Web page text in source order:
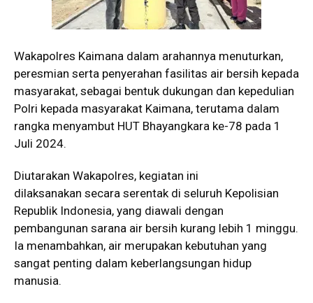
Wakapolres Kaimana dalam arahannya menuturkan,
peresmian serta penyerahan fasilitas air bersih kepada
masyarakat, sebagai bentuk dukungan dan kepedulian
Polri kepada masyarakat Kaimana, terutama dalam
rangka menyambut HUT Bhayangkara ke-78 pada 1
Juli 2024.
Diutarakan Wakapolres, kegiatan ini
dilaksanakan secara serentak di seluruh Kepolisian
Republik Indonesia, yang diawali dengan
pembangunan sarana air bersih kurang lebih 1 minggu.
Ia menambahkan, air merupakan kebutuhan yang
sangat penting dalam keberlangsungan hidup
manusia.